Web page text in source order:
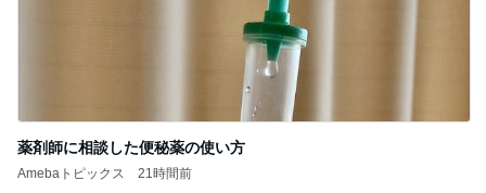
薬剤師に相談した便秘薬の使い方
Amebaトピックス 21時間前